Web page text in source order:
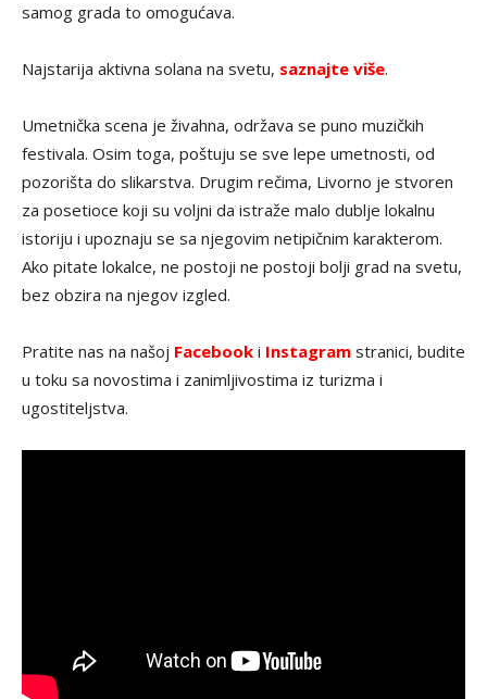
samog grada to omogućava.
Najstarija aktivna solana na svetu, saznajte više.
Umetnička scena je živahna, održava se puno muzičkih
festivala. Osim toga, poštuju se sve lepe umetnosti, od
pozorišta do slikarstva. Drugim rečima, Livorno je stvoren
za posetioce koji su voljni da istraže malo dublje lokalnu
istoriju i upoznaju se sa njegovim netipičnim karakterom.
Ako pitate lokalce, ne postoji ne postoji bolji grad na svetu,
bez obzira na njegov izgled.
Pratite nas na našoj Facebook i Instagram stranici, budite
u toku sa novostima i zanimljivostima iz turizma i
ugostiteljstva.